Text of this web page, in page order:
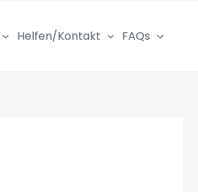
Helfen/Kontakt FAQs